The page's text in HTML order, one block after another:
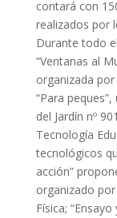
contará con
realizados por
Durante todo
“Ventanas al
organizada por
“Para
del Jardín nº
Tecnología
tecnológicos
acción”
organizado
Física;